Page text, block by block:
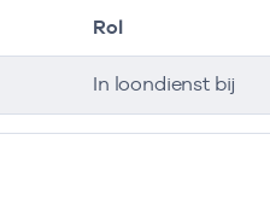
Rol
In loondienst bij